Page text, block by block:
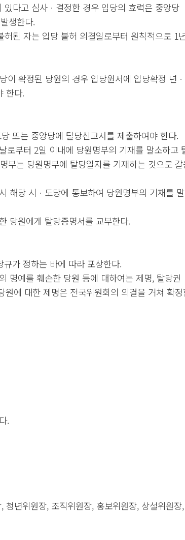
다고 심사ㆍ결정한 경우 입당의 효력은 중앙당
생한다.
된 자는 입당 불허 의결일로부터 원칙적으로 1
이 확정된 당원의 경우 입당원서에 입당확정 년
한다.
또는 중앙당에 탈당신고서를 제출하여야 한다.
부터 2일 이내에 당원명부의 기재를 말소하고
부는 당원명부에 탈당일자를 기재하는 것으로 갈
해당 시ㆍ도당에 통보하여 당원명부의 기재를
당원에게 탈당증명서를 교부한다.
가 정하는 바에 따라 포상한다.
명예를 훼손한 당원 등에 대하여는 제명, 탈당권
에 대한 제명은 전국위원회의 의결을 거쳐 확
.
년위원장, 조직위원장, 홍보위원장, 상설위원장